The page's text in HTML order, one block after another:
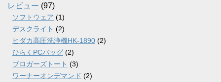
レビュー (97)
ソフトウェア (1)
デスクライト (2)
ヒダカ高圧洗浄機HK-1890 (2)
ひらくPCバッグ (2)
ブロガーズトート (3)
ワーナーオンデマンド (2)